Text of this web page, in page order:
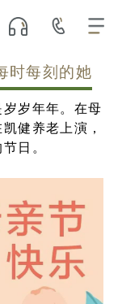
时每刻的她
岁年年。在母
健养老上演，
日。